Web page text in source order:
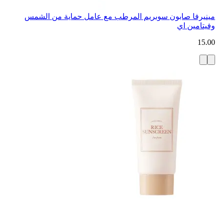
مينيرفا صابون سوبريم المرطب مع عامل حماية من الشمس
وفيتامين اي
15.00